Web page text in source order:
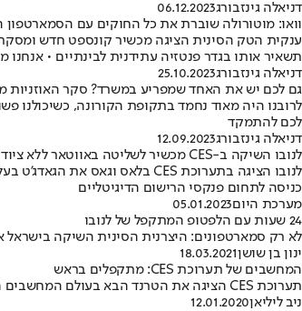
דניאלה גינזבורג06.12.2023
וואו: מוטורולה שוברת את כל החוקים עם
תשאיר אותו בגדר פנטזיה עתידנית לבינתיים • אנחנו
דניאלה גינזבורג25.10.2023
גם לכם יש את האחד שמפריע במשרד? סקר האוזניות
לרובנו היה מאוד נחמד בתקופת הקורונה, כשיכולנו
לכם להתמקד
דניאלה גינזבורג12.09.2023
לנובו השיקה ב-CES מכשיר לשליטה באווטאר ללא ציוד לביש
כניסה לתחום פנקסי הרישום הדיגיטליים
מערכת היום05.01.2023
24 שעות עם הלפטופ המתקפל של לנובו
לא רק סמארטפונים: היצרנית הסינית השיקה בישראל את
ינון בן שושן18.03.2021
המחשבים של תערוכת CES: מתקפלים בראש
תערוכת CES הציגה את הטרנד הבא בעולם המחשבים הניידים, מחשבים מתקפלים עם מסך גמיש, בדומה למגמה בעולם הסמארטפונים • הנה הבולטים שבהם
ניב ליליאן12.01.2020